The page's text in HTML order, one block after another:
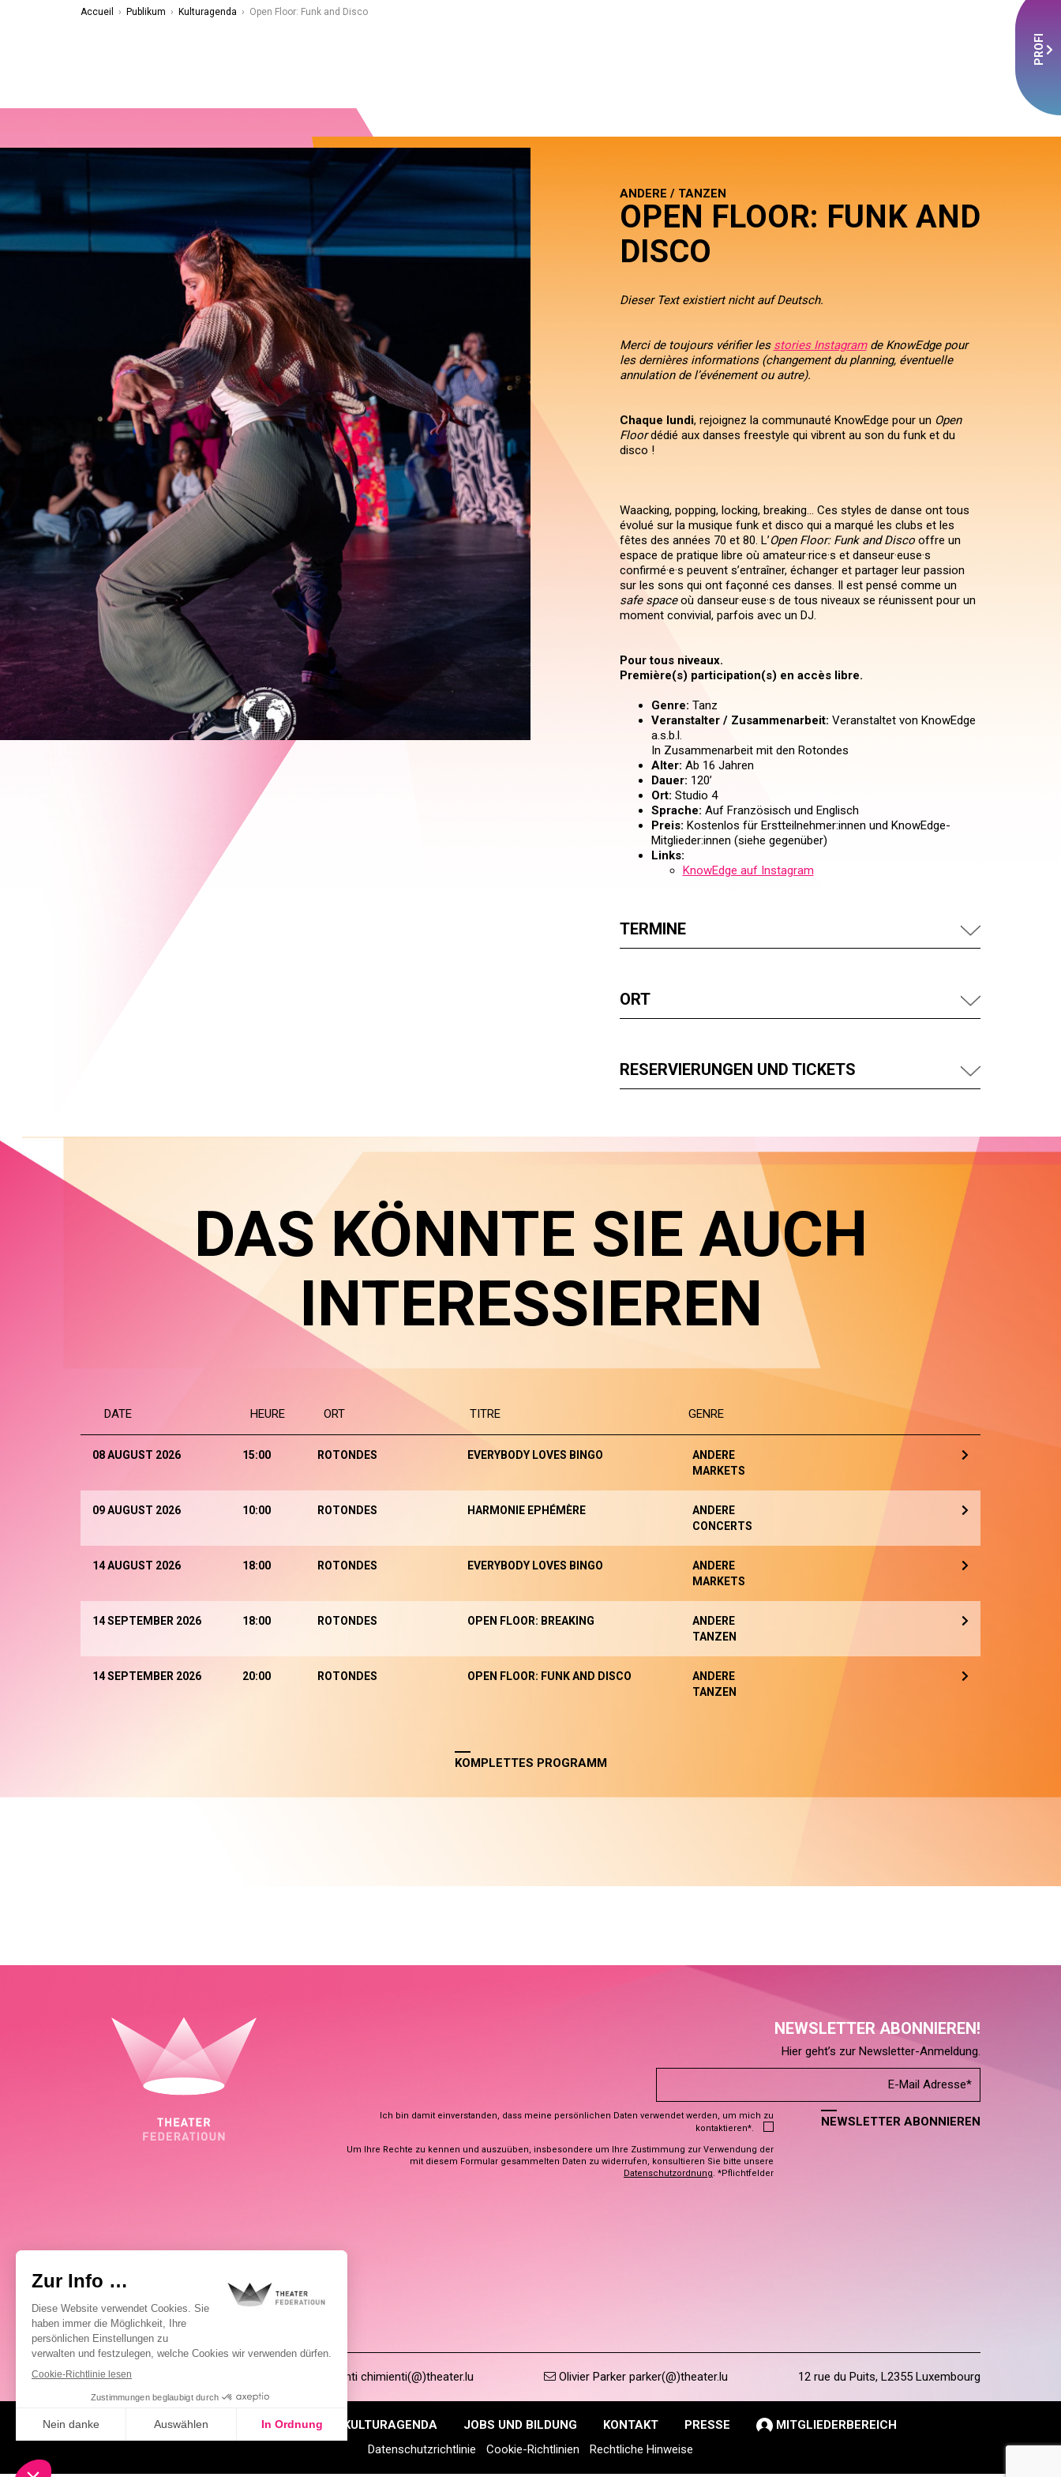
PROFI
Accueil › Publikum › Kulturagenda › Open Floor: Funk and Disco
ANDERE / TANZEN
OPEN FLOOR: FUNK AND
DISCO
Dieser Text existiert nicht auf Deutsch.
Merci de toujours vérifier les stories Instagramde KnowEdge pour
les dernières informations (changement du planning, éventuelle
annulation de l’événement ou autre).
Chaque lundi, rejoignez la communauté KnowEdge pour un Open
Floordédié aux danses freestyle qui vibrent au son du funk et du
disco !
Waacking, popping, locking, breaking… Ces styles de danse ont tous
évolué sur la musique funk et disco qui a marqué les clubs et les
fêtes des années 70 et 80. L’Open Floor: Funk and Discooffre un
espace de pratique libre où amateur·rice·s et danseur·euse·s
confirmé·e·s peuvent s’entraîner, échanger et partager leur passion
sur les sons qui ont façonné ces danses. Il est pensé comme un
safe spaceoù danseur·euse·s de tous niveaux se réunissent pour un
moment convivial, parfois avec un DJ.
Pour tous niveaux.
Première(s) participation(s) en accès libre.
Genre: Tanz
Veranstalter / Zusammenarbeit: Veranstaltet von KnowEdge
a.s.b.l.
In Zusammenarbeit mit den Rotondes
Alter: Ab 16 Jahren
Dauer: 120’
Ort: Studio 4
Sprache: Auf Französisch und Englisch
Preis: Kostenlos für Erstteilnehmer:innen und KnowEdge-
Mitglieder:innen (siehe gegenüber)
Links:
KnowEdge auf Instagram
TERMINE
ORT
RESERVIERUNGEN UND TICKETS
DAS KÖNNTE SIE AUCH
INTERESSIEREN
DATE HEURE ORT TITRE GENRE
08 AUGUST 2026 15:00 ROTONDES EVERYBODY LOVES BINGO
ANDERE
MARKETS
09 AUGUST 2026 10:00 ROTONDES HARMONIE EPHÉMÈRE
ANDERE
CONCERTS
14 AUGUST 2026 18:00 ROTONDES EVERYBODY LOVES BINGO
ANDERE
MARKETS
14 SEPTEMBER 2026 18:00 ROTONDES OPEN FLOOR: BREAKING
ANDERE
TANZEN
14 SEPTEMBER 2026 20:00 ROTONDES OPEN FLOOR: FUNK AND DISCO
ANDERE
TANZEN
KOMPLETTES PROGRAMM
NEWSLETTER ABONNIEREN!
Hier geht’s zur Newsletter-Anmeldung.
Ich bin damit einverstanden, dass meine persönlichen Daten verwendet werden, um mich zu
kontaktieren*.
Um Ihre Rechte zu kennen und auszuüben, insbesondere um Ihre Zustimmung zur Verwendung der
mit diesem Formular gesammelten Daten zu widerrufen, konsultieren Sie bitte unsere
Datenschutzordnung. *Pflichtfelder
NEWSLETTER ABONNIEREN
(00352) 2648 0946 Pablo Chimienti chimienti(@)theater.lu Olivier Parker parker(@)theater.lu 12 rue du Puits, L2355 Luxembourg
ÜBER UNS AKTUELLES KULTURAGENDA JOBS UND BILDUNG KONTAKT PRESSE
MITGLIEDERBEREICH
Datenschutzrichtlinie
Cookie-Richtlinien Rechtliche Hinweise